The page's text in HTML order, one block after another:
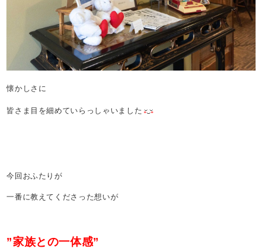
懐かしさに
皆さま目を細めていらっしゃいました
今回おふたりが
一番に教えてくださった想いが
”家族との一体感”